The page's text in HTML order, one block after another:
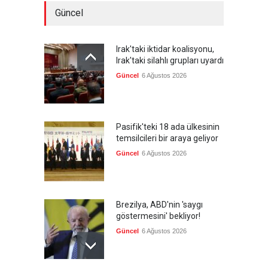
Güncel
Irak'taki iktidar koalisyonu,
Irak'taki silahlı grupları uyardı
Güncel 6 Ağustos 2026
Pasifik'teki 18 ada ülkesinin
temsilcileri bir araya geliyor
Güncel 6 Ağustos 2026
Brezilya, ABD'nin 'saygı
göstermesini' bekliyor!
Güncel 6 Ağustos 2026